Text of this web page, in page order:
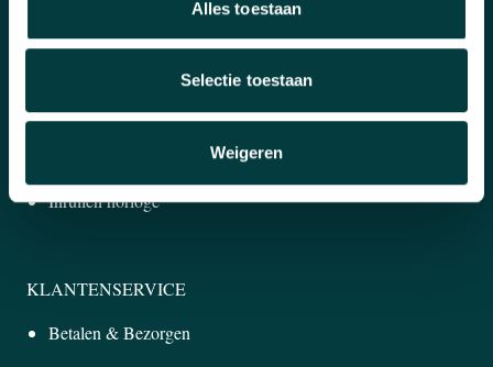
Alles toestaan
Selectie toestaan
Weigeren
WAAROM BIJ ONS KOPEN?
Winkel in Nijmegen
Inruilen horloge
KLANTENSERVICE
Betalen & Bezorgen